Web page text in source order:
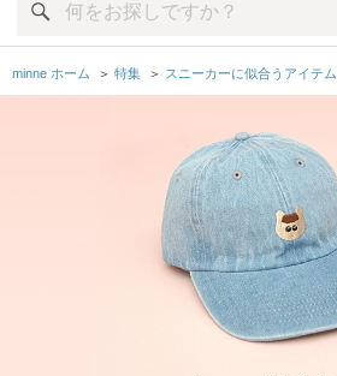
minne ホーム ＞ 特集 ＞ スニーカーに似合うアイテム